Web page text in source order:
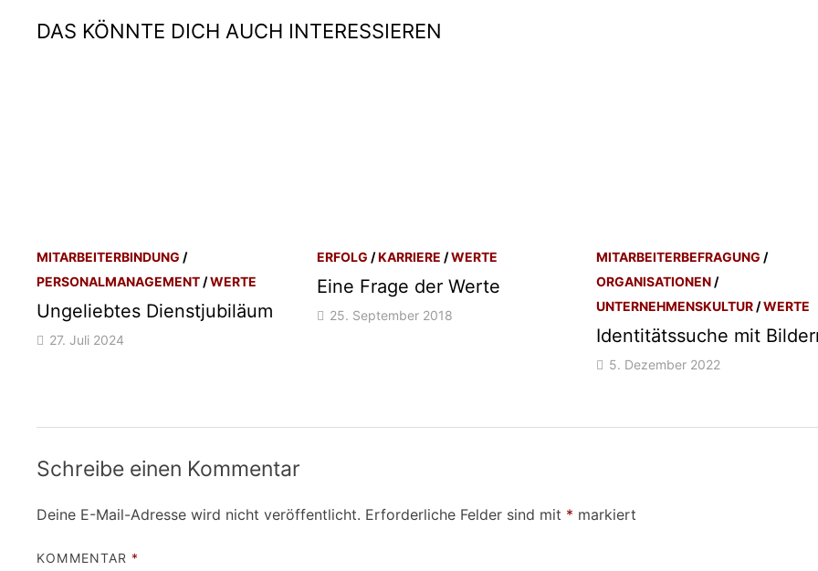
DAS KÖNNTE DICH AUCH INTERESSIEREN
MITARBEITERBINDUNG /
PERSONALMANAGEMENT /WERTE
Ungeliebtes Dienstjubiläum
27. Juli 2024
ERFOLG /KARRIERE /WERTE
Eine Frage der Werte
25. September 2018
MITARBEITERBEFRAGUNG /
ORGANISATIONEN /
UNTERNEHMENSKULTUR /WERTE
Identitätssuche mit
5. Dezember 2022
Schreibe einen Kommentar
Deine E-Mail-Adresse wird nicht veröffentlicht. Erforderliche Felder sind mit * markiert
KOMMENTAR *